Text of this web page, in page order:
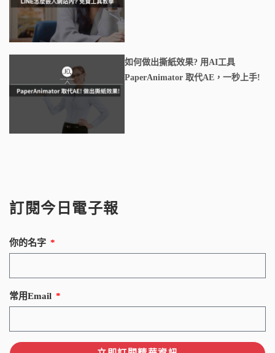
如何做出撕紙效果? 用AI工具
PaperAnimator 取代AE，一秒上手!
訂閱今日電子報
你的名字
常用Email